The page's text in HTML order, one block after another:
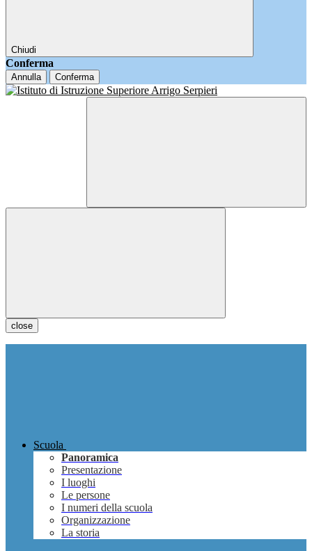
Chiudi
Conferma
Annulla Conferma
close
Scuola
Panoramica
Presentazione
I luoghi
Le persone
I numeri della scuola
Organizzazione
La storia